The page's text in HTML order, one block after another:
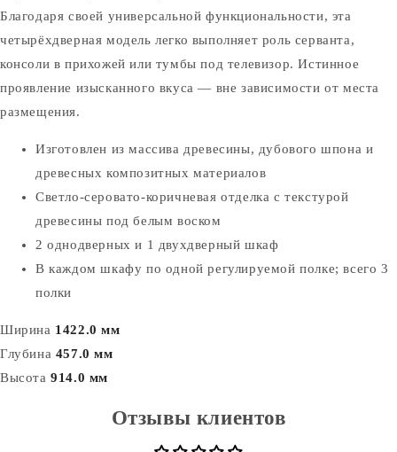
Благодаря своей универсальной функциональности, эта
четырёхдверная модель легко выполняет роль серванта,
консоли в прихожей или тумбы под телевизор. Истинное
проявление изысканного вкуса — вне зависимости от места
размещения.
Изготовлен из массива древесины, дубового шпона и
древесных композитных материалов
Светло-серовато-коричневая отделка с текстурой
древесины под белым воском
2 однодверных и 1 двухдверный шкаф
В каждом шкафу по одной регулируемой полке; всего 3
полки
Ширина 1422.0 мм
Глубина 457.0 мм
Высота 914.0 мм
Отзывы клиентов